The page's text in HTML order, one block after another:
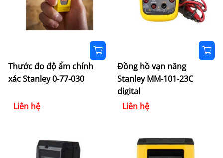
Thước đo độ ẩm chính
xác Stanley 0-77-030
Liên hệ
Đồng hồ vạn năng
Stanley MM-101-23C
digital
Liên hệ